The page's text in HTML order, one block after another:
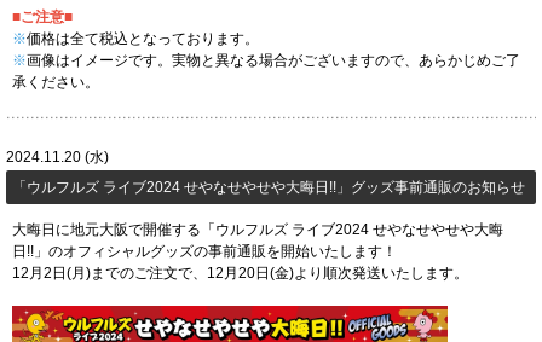
■ご注意■
※価格は全て税込となっております。
※画像はイメージです。実物と異なる場合がございますので、あらかじめご了
承ください。
2024.11.20 (水)
「ウルフルズ ライブ2024 せやなせやせや大晦日!!」グッズ事前通販のお知らせ
大晦日に地元大阪で開催する「ウルフルズ ライブ2024 せやなせやせや大晦
日!!」のオフィシャルグッズの事前通販を開始いたします！
12月2日(月)までのご注文で、12月20日(金)より順次発送いたします。